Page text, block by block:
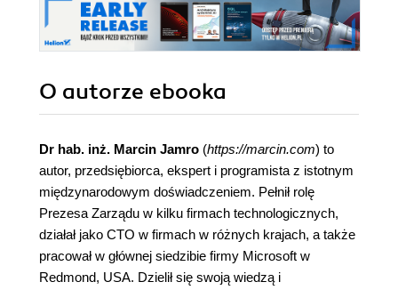
O autorze ebooka
Dr hab. inż. Marcin Jamro (https://marcin.com) to
autor, przedsiębiorca, ekspert i programista z istotnym
międzynarodowym doświadczeniem. Pełnił rolę
Prezesa Zarządu w kilku firmach technologicznych,
działał jako CTO w firmach w różnych krajach, a także
pracował w głównej siedzibie firmy Microsoft w
Redmond, USA. Dzielił się swoją wiedzą i